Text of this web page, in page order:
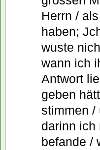
Herrn /
haben;
wuste
wann ich
Antwort
geben
stimmen /
darinn ich
befande /